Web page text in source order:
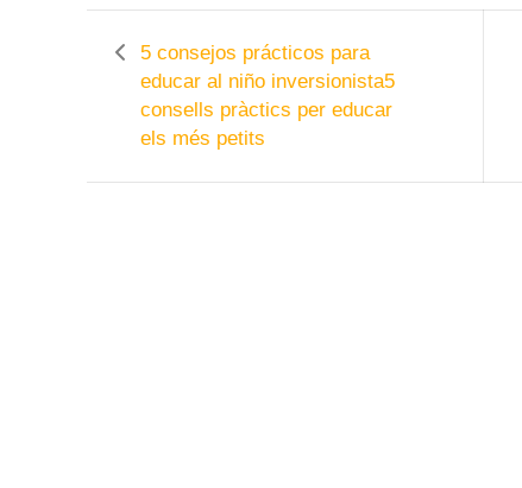
5 consejos prácticos para
educar al niño inversionista5
consells pràctics per educar
els més petits